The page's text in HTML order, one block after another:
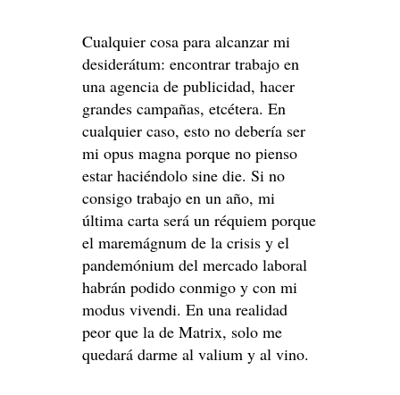
Cualquier cosa para alcanzar mi
desiderátum: encontrar trabajo en
una agencia de publicidad, hacer
grandes campañas, etcétera. En
cualquier caso, esto no debería ser
mi opus magna porque no pienso
estar haciéndolo sine die. Si no
consigo trabajo en un año, mi
última carta será un réquiem porque
el maremágnum de la crisis y el
pandemónium del mercado laboral
habrán podido conmigo y con mi
modus vivendi. En una realidad
peor que la de Matrix, solo me
quedará darme al valium y al vino.